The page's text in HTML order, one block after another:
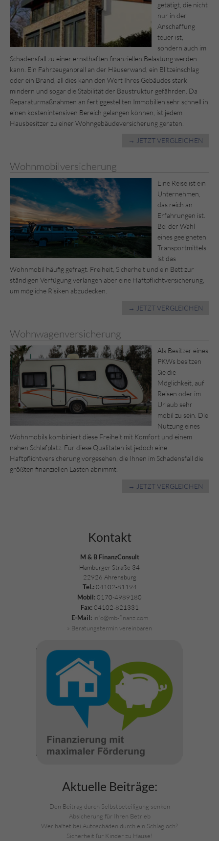
getätigt, die nicht
nur in der
Anschaffung
teuer ist,
sondern auch im
Schadensfall zu einer ernsthaften finanziellen Belastung werden
kann. Ein Fahrzeuganprall an der Häuserwand, ein Blitzeinschlag
oder ein Brand, all dies kann den Wert Ihres Gebäudes stark
mindern und sogar die Stabilität der Baustruktur gefährden. Da
Reparaturmaßnahmen an fertiggestellten Immobilien sehr schnell in
einen kostenintensiven Bereich gelangen können, ist jedem
Hausbesitzer zu einer Wohngebäudeversicherung geraten.
→ JETZT VERGLEICHEN
Wohnmobilversicherung
Eine Reise ist ein
Unternehmen,
das reich an
Erfahrungen ist.
Bei der Wahl
eines geeigneten
Transportmittels
ist das
Wohnmobil häufig gefragt. Freiheit, Sicherheit und ein Bett zur
ständigen Verfügung verlangen aber eine Haftpflichtversicherung,
um mögliche Risiken abzudecken.
→ JETZT VERGLEICHEN
Wohnwagenversicherung
Als Besitzer eines
PKWs besitzen
Sie die
Möglichkeit, auf
Reisen oder im
Urlaub sehr
mobil zu sein. Die
Nutzung eines
Wohnmobils kombiniert diese Freiheit mit Komfort und einem
nahen Schlafplatz. Für diese Qualitäten ist jedoch eine
Haftpflichtversicherung vorgesehen, die Ihnen im Schadensfall die
größten finanziellen Lasten abnimmt.
→ JETZT VERGLEICHEN
Kontakt
M & B FinanzConsult
Hamburger Straße 34
22926 Ahrensburg
Tel.:04102-81194
Mobil: 0170-4989180
Fax:04102-821331
E-Mail: info@mb-finanz.com
» Beratungstermin vereinbaren
Aktuelle Beiträge:
Den Beitrag durch Selbstbeteiligung senken
Absicherung für Ihren Betrieb
Wer haftet bei Autoschäden durch ein Schlagloch?
Sicherheit für Kinder zu Hause!